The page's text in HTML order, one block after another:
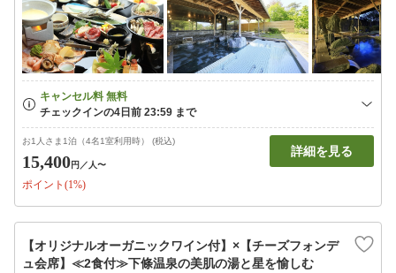
お1人さま1泊（4名1室利用時） (税込)
15,400円 ／人〜
ポイント(1%)
詳細を見る
【オリジナルオーガニックワイン付】×【チーズフォンデ
ュ会席】≪2食付≫下條温泉の美肌の湯と星を愉しむ